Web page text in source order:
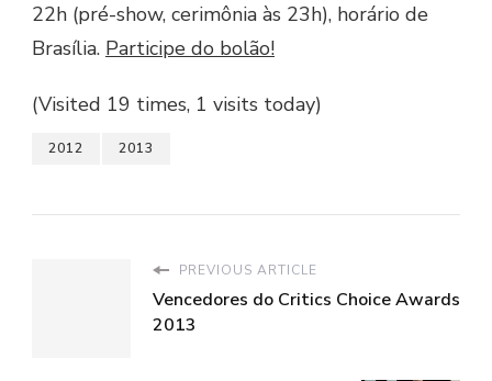
22h (pré-show, cerimônia às 23h), horário de
Brasília. Participe do bolão!
(Visited 19 times, 1 visits today)
2012 2013
PREVIOUS ARTICLE
Vencedores do Critics Choice Awards
2013